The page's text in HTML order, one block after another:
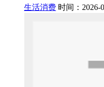
生活消费 时间：2026-